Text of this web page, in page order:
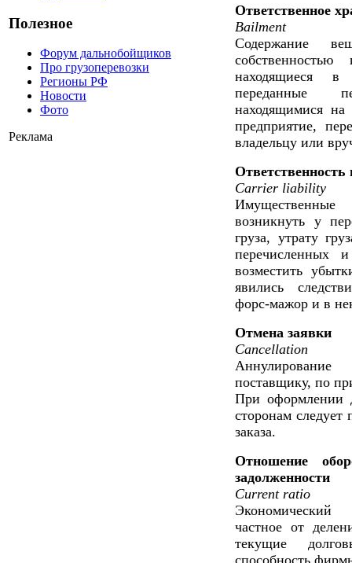
Полезное
Форум дальнобойщиков
Про грузоперевозки
Регионы РФ
Новости
Фото
Реклама
Ответственное
Bailment
Содержание
находящиеся в
переданные
находящимися на
предприятие,
владельцу или
Ответственность
Carrier liability
Имущественные
возникнуть у
груза, утрату
перечисленных
возместить
явились
форс-мажор и в
Отмена заявки
Cancellation
Аннулирование
поставщику, по
При оформлении
сторонам следует
заказа.
Отношение
задолженности
Current ratio
Экономический
частное от
текущие
способность